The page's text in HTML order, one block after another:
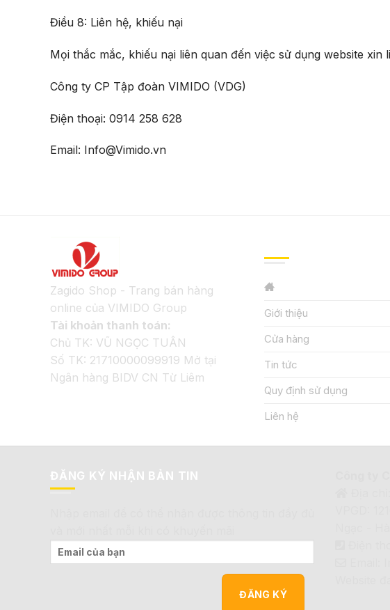
Điều 8: Liên hệ, khiếu nại
Mọi thắc mắc, khiếu nại liên quan đến việc sử dụng website xin
Công ty CP Tập đoàn VIMIDO (VDG)
Điện thoại: 0914 258 628
Email: Info@Vimido.vn
Zagido Shop - Trang bán hàng
online của VIMIDO Group
Tài khoản thanh toán:
Chủ TK: VŨ NGỌC TUÂN
Số TK: 21710000099919 Mở tại
Ngân hàng BIDV CN Từ Liêm
Giới thiệu
Cửa hàng
Tin tức
Quy định sử dụng
Liên hệ
ĐĂNG KÝ NHẬN BẢN TIN